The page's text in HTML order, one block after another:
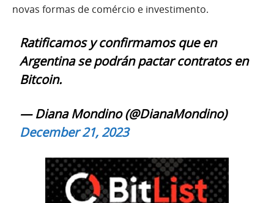
novas formas de comércio e investimento.
Ratificamos y confirmamos que en
Argentina se podrán pactar contratos en
Bitcoin.
— Diana Mondino (@DianaMondino)
December 21, 2023